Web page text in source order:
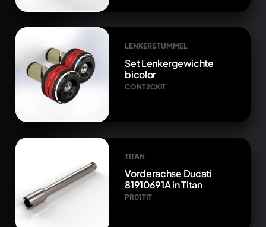
LENKERSTUMMEL
Set Lenkergewichte
bicolor
CONT2CKIT
TITAN
Vorderachse Ducati
81910691A in Titan
PR01TIT